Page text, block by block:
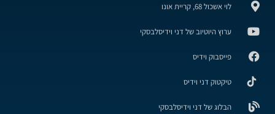
לוי אשכול 68, קריית אונו
ערוץ היוטיוב של דני וידיסלבסקי
פייסבוק וידיס
טיקטוק דני וידיס
הבלוג של דני וידיסלבסקי